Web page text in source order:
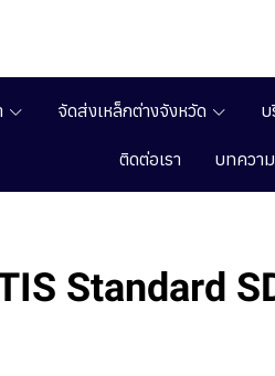
จัดส่งเหล็กต่างจังหวัด บ
ติดต่อเรา บทความ
Standard